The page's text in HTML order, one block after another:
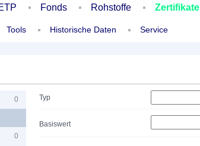
Fonds Rohstoffe Zertifikate
Tools Historische Daten Service
0
0
Typ
Basiswert